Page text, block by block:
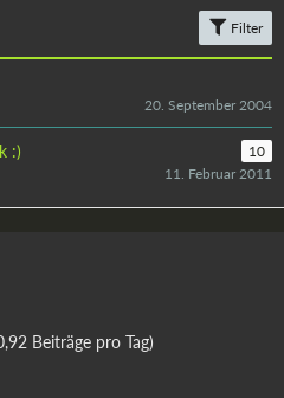
Filter
20. September 2004
:)
10
11. Februar 2011
Beiträge pro Tag)